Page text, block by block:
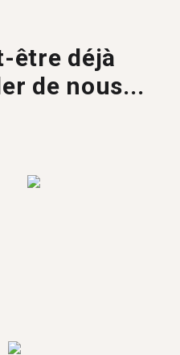
être déjà
de nous...